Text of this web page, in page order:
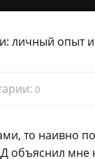
0
то наивно
мне